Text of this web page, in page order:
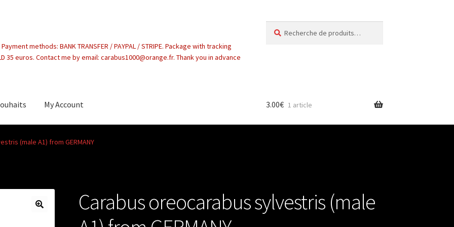
methods: BANK TRANSFER / PAYPAL / STRIPE. Package with tracking
35 euros. Contact me by email: carabus1000@orange.fr. Thank you in advance
pour :
My Account 3.00€ 1 article
(male A1) from GERMANY
Carabus oreocarabus sylvestris (male